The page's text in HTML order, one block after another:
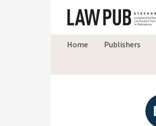
Home Publishers